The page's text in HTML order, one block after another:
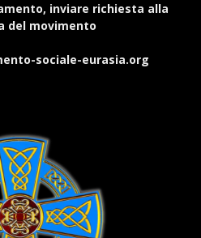
inviare richiesta alla
del movimento
sociale-eurasia.org